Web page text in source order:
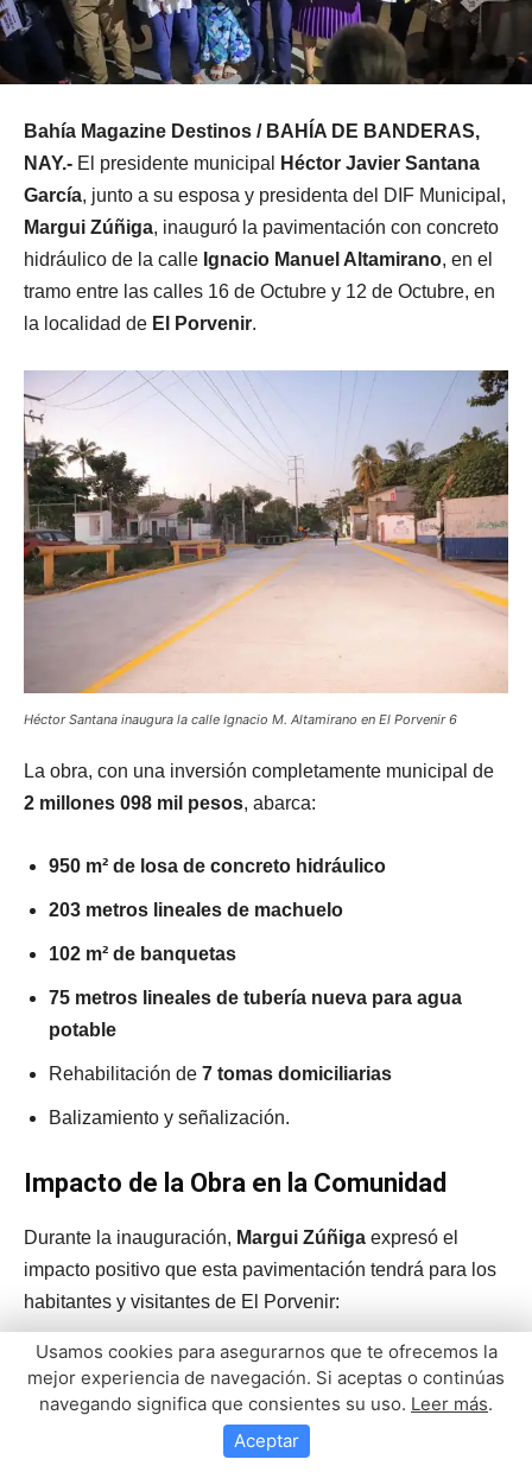
Usamos cookies para asegurarnos que te ofrecemos la
mejor experiencia de navegación. Si aceptas o continúas
navegando significa que consientes su uso. Leer más.
Aceptar